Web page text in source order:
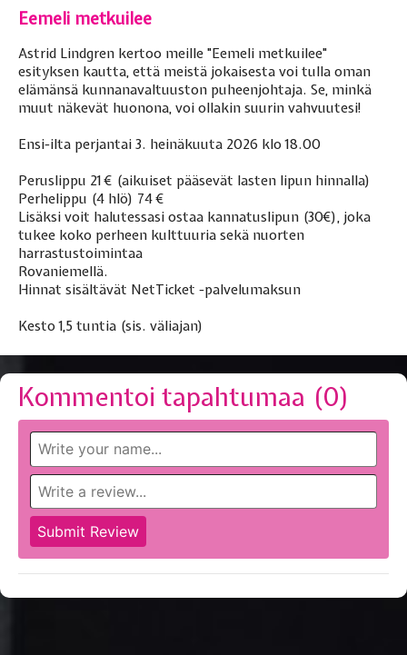
Eemeli metkuilee
Astrid Lindgren kertoo meille "Eemeli metkuilee"
esityksen kautta, että meistä jokaisesta voi tulla oman
elämänsä kunnanavaltuuston puheenjohtaja. Se, minkä
muut näkevät huonona, voi ollakin suurin vahvuutesi!
Ensi-ilta perjantai 3. heinäkuuta 2026 klo 18.00
Peruslippu 21 € (aikuiset pääsevät lasten lipun hinnalla)
Perhelippu (4 hlö) 74 €
Lisäksi voit halutessasi ostaa kannatuslipun (30€), joka
tukee koko perheen kulttuuria sekä nuorten
harrastustoimintaa
Rovaniemellä.
Hinnat sisältävät NetTicket -palvelumaksun
Kesto 1,5 tuntia (sis. väliajan)
Kommentoi tapahtumaa (0)